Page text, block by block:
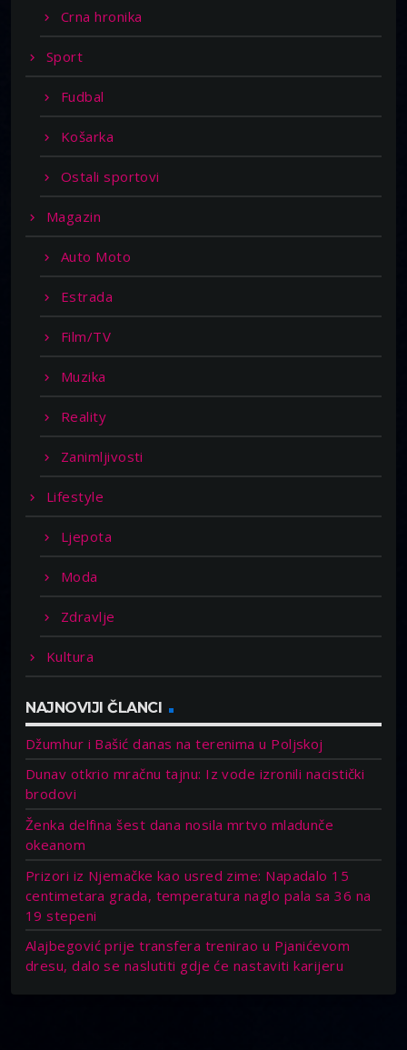
Crna hronika
Sport
Fudbal
Košarka
Ostali sportovi
Magazin
Auto Moto
Estrada
Film/TV
Muzika
Reality
Zanimljivosti
Lifestyle
Ljepota
Moda
Zdravlje
Kultura
NAJNOVIJI ČLANCI
Džumhur i Bašić danas na terenima u Poljskoj
Dunav otkrio mračnu tajnu: Iz vode izronili nacistički
brodovi
Ženka delfina šest dana nosila mrtvo mladunče
okeanom
Prizori iz Njemačke kao usred zime: Napadalo 15
centimetara grada, temperatura naglo pala sa 36 na
19 stepeni
Alajbegović prije transfera trenirao u Pjanićevom
dresu, dalo se naslutiti gdje će nastaviti karijeru